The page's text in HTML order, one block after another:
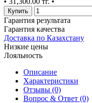
Купить
Гарантия результата
Гарантия качества
Доставка по Казахстану
Низкие цены
Лояльность
Описание
Характеристики
Отзывы (0)
Вопрос & Ответ (0)